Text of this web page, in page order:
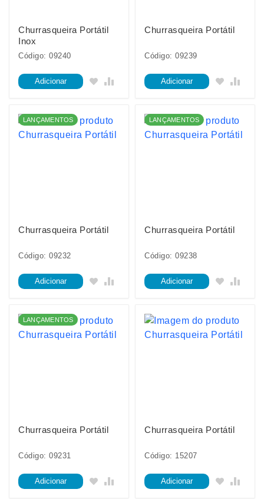
Churrasqueira Portátil
Inox
Código: 09240
Adicionar
Churrasqueira Portátil
Código: 09239
Adicionar
LANÇAMENTOS
Churrasqueira Portátil
Código: 09232
Adicionar
LANÇAMENTOS
Churrasqueira Portátil
Código: 09238
Adicionar
LANÇAMENTOS
Churrasqueira Portátil
Código: 09231
Adicionar
Churrasqueira Portátil
Código: 15207
Adicionar